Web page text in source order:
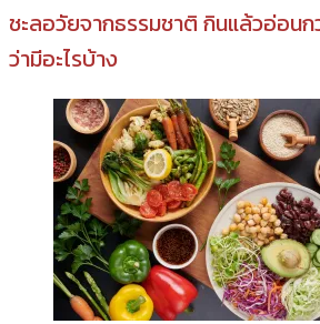
ชะลอวัยจากธรรมชาติ กินแล้วอ่อนก
ว่ามีอะไรบ้าง